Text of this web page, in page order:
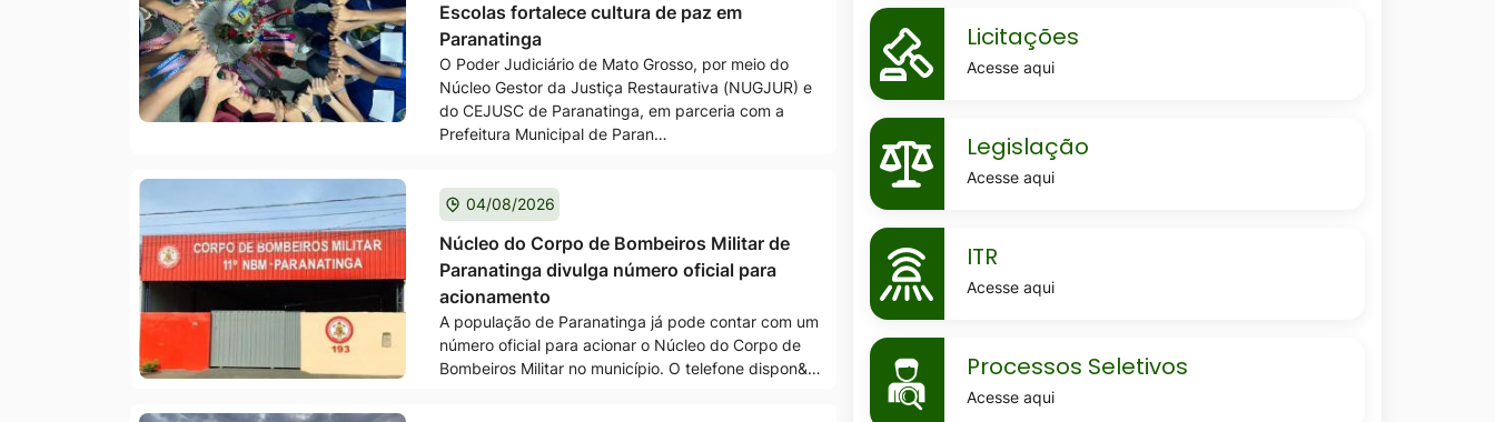
Escolas fortalece cultura de paz em
Paranatinga
O Poder Judiciário de Mato Grosso, por meio do
Núcleo Gestor da Justiça Restaurativa (NUGJUR) e
do CEJUSC de Paranatinga, em parceria com a
Prefeitura Municipal de Paran…
04/08/2026
Núcleo do Corpo de Bombeiros Militar de
Paranatinga divulga número oficial para
acionamento
A população de Paranatinga já pode contar com um
número oficial para acionar o Núcleo do Corpo de
Bombeiros Militar no município. O telefone dispon&…
MaskLicitacoesLicitações
Acesse aqui
MaskLegislacao
Legislação
Acesse aqui
MaskItr ITR
Acesse aqui
MaskProcessos-
seletivos
Processos Seletivos
Acesse aqui